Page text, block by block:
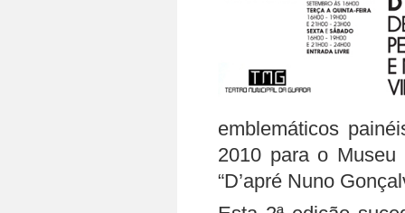
emblemáticos
2010 para o
“D’apré Nuno